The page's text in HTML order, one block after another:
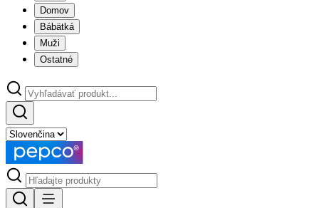
Domov
Bábätká
Muži
Ostatné